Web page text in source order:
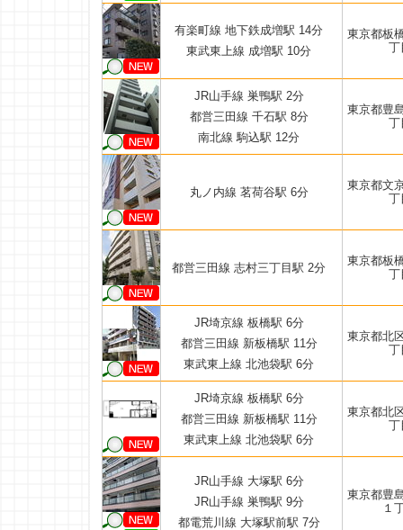
有楽町線 地下鉄成増駅 14分
東武東上線 成増駅 10分
東京都板
丁
JR山手線 巣鴨駅 2分
都営三田線 千石駅 8分
南北線 駒込駅 12分
東京都豊
丁
丸ノ内線 茗荷谷駅 6分
東京都文
丁
都営三田線 志村三丁目駅 2分
東京都板
丁
JR埼京線 板橋駅 6分
都営三田線 新板橋駅 11分
東武東上線 北池袋駅 6分
東京都北
丁
JR埼京線 板橋駅 6分
都営三田線 新板橋駅 11分
東武東上線 北池袋駅 6分
東京都北
丁
JR山手線 大塚駅 6分
JR山手線 巣鴨駅 9分
都電荒川線 大塚駅前駅 7分
東京都豊
１